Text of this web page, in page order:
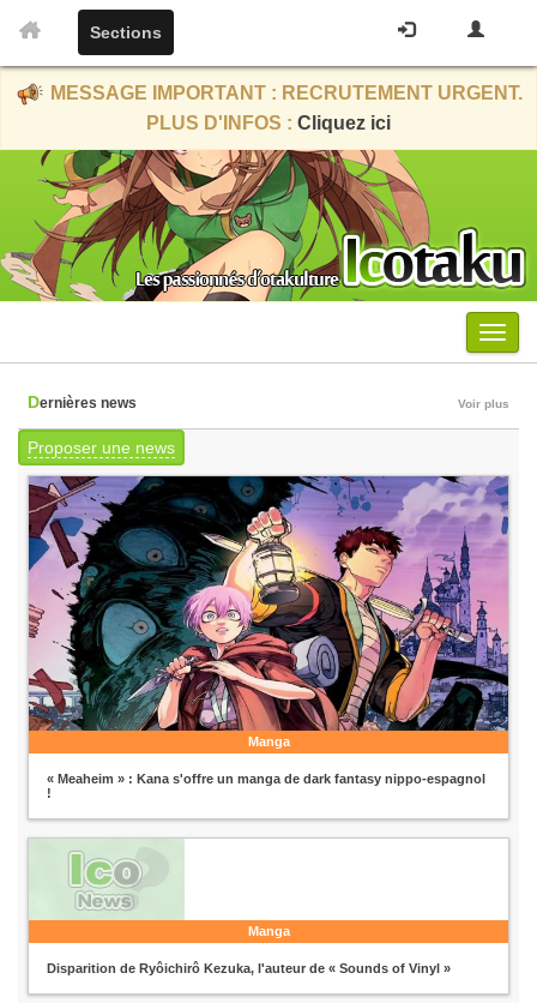
Sections
MESSAGE IMPORTANT : RECRUTEMENT URGENT.
PLUS D'INFOS : Cliquez ici
Menu
Dernières news Voir plus
Proposer une news
Manga
« Meaheim » : Kana s'offre un manga de dark fantasy nippo-espagnol
!
Manga
Disparition de Ryôichirô Kezuka, l'auteur de « Sounds of Vinyl »